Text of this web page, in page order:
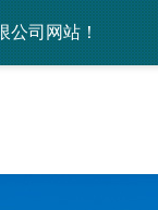
公司网站！